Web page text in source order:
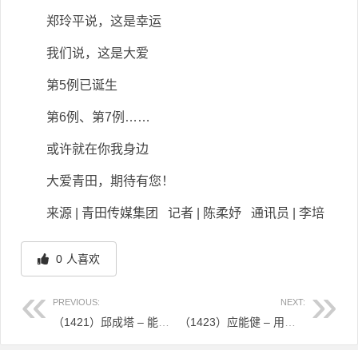
郑玲平说，这是幸运
我们说，这是大爱
第5例已诞生
第6例、第7例……
或许就在你我身边
大爱青田，期待有您！
来源 | 青田传媒集团 记者 | 陈柔妤 通讯员 | 李培
0 人喜欢
PREVIOUS: NEXT:
文章导航